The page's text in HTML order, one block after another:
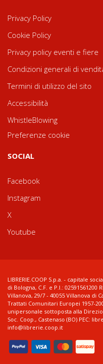
Privacy Policy
Cookie Policy
Privacy policy eventi e fiere
Condizioni generali di
Termini di utilizzo del sito
Accessibilità
WhistleBlowing
Preferenze cookie
SOCIAL
Facebook
Instagram
X
Youtube
LIBRERIE.COOP S.p.a. - capitale
di Bologna, C.F. e P.I.: 02591561200
Villanova, 29/7 - 40055 Villanova di
Trattati Comunitari Europei 1957-
unipersonale sottoposta alla
Soc. Coop., Castenaso (BO) PEC:
info@librerie.coop.it